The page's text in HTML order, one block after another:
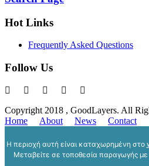
Hot Links
Frequently Asked Questions
Follow Us
Copyright 2018 , GoodLayers. All
Home
About News Contact
Η περιοχή αυτή είναι καταχωρημένη στο
Μεταβείτε σε τοποθεσία παραγωγής με